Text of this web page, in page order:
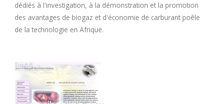
dédiés à l'investigation, à la démonstration et la promotion
des avantages de biogaz et d'économie de carburant poêle
de la technologie en Afrique.